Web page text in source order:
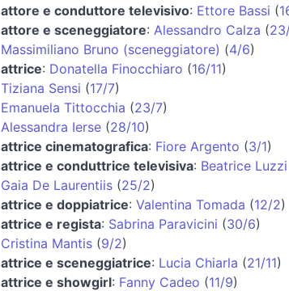
attore e conduttore televisivo: Ettore Bassi (
attore e sceneggiatore: Alessandro Calza (
Massimiliano Bruno (sceneggiatore) (4/6)
attrice: Donatella Finocchiaro (16/11)
Tiziana Sensi (17/7)
Emanuela Tittocchia (23/7)
Alessandra Ierse(28/10)
attrice cinematografica: Fiore Argento (3/1)
attrice e conduttrice televisiva: Beatrice Luzzi
Gaia De Laurentiis(25/2)
attrice e doppiatrice: Valentina Tomada (12/2)
attrice e regista: Sabrina Paravicini (30/6)
Cristina Mantis(9/2)
attrice e sceneggiatrice: Lucia Chiarla (21/11)
attrice e showgirl: Fanny Cadeo (11/9)